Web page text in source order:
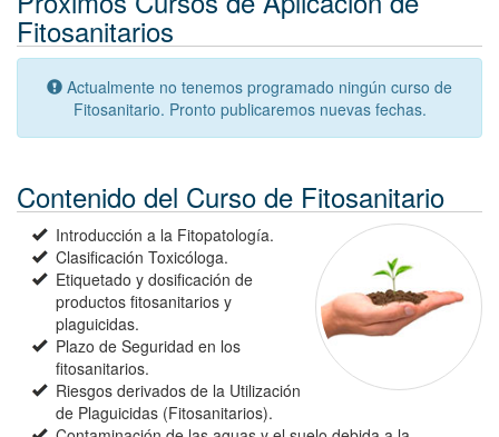
Fitosanitarios
Actualmente no tenemos programado ningún curso de
Fitosanitario. Pronto publicaremos nuevas fechas.
Contenido del Curso de Fitosanitario
Introducción a la Fitopatología.
Clasificación Toxicóloga.
Etiquetado y dosificación de
productos fitosanitarios y
plaguicidas.
Plazo de Seguridad en los
fitosanitarios.
Riesgos derivados de la Utilización
de Plaguicidas (Fitosanitarios).